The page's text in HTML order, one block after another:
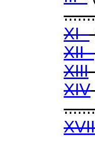
XI -
XII -
XIII
XIV
XVII